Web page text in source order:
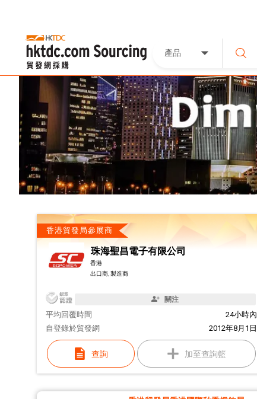
產品
香港貿發局參展商
珠海聖昌電子有限公司
香港
出口商, 製造商
關注
平均回覆時間
24小時內
自
2012年8月1日
登錄於貿發網
查詢 加至查詢籃